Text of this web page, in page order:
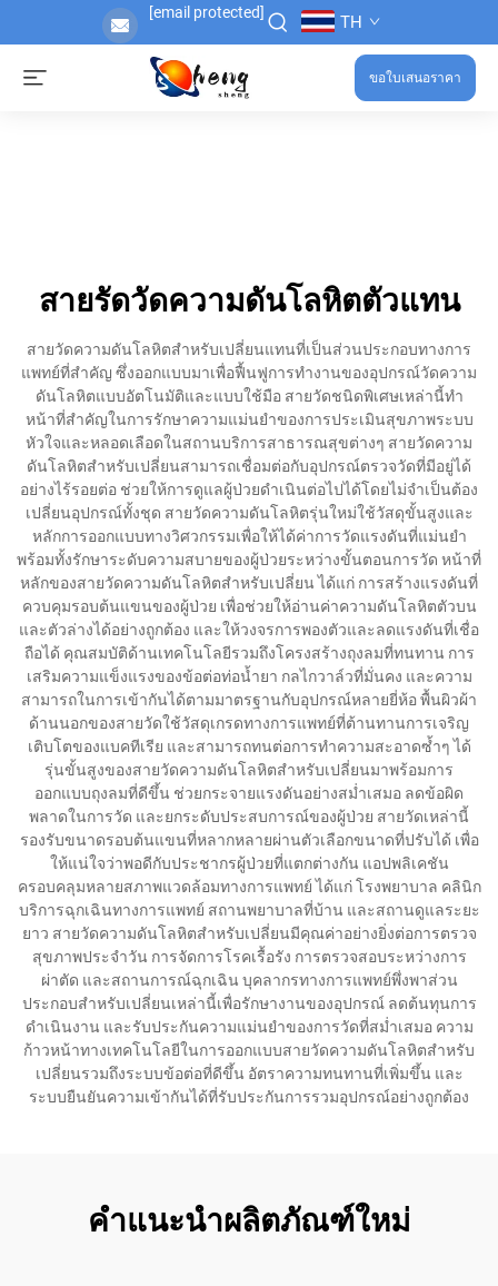
[email protected] TH
ขอใบเสนอราคา
สายรัดวัดความดันโลหิตตัวแทน
สายวัดความดันโลหิตสำหรับเปลี่ยนแทนที่เป็นส่วนประกอบทางการ
แพทย์ที่สำคัญ ซึ่งออกแบบมาเพื่อฟื้นฟูการทำงานของอุปกรณ์วัดความ
ดันโลหิตแบบอัตโนมัติและแบบใช้มือ สายวัดชนิดพิเศษเหล่านี้ทำ
หน้าที่สำคัญในการรักษาความแม่นยำของการประเมินสุขภาพระบบ
หัวใจและหลอดเลือดในสถานบริการสาธารณสุขต่างๆ สายวัดความ
ดันโลหิตสำหรับเปลี่ยนสามารถเชื่อมต่อกับอุปกรณ์ตรวจวัดที่มีอยู่ได้
อย่างไร้รอยต่อ ช่วยให้การดูแลผู้ป่วยดำเนินต่อไปได้โดยไม่จำเป็นต้อง
เปลี่ยนอุปกรณ์ทั้งชุด สายวัดความดันโลหิตรุ่นใหม่ใช้วัสดุขั้นสูงและ
หลักการออกแบบทางวิศวกรรมเพื่อให้ได้ค่าการวัดแรงดันที่แม่นยำ
พร้อมทั้งรักษาระดับความสบายของผู้ป่วยระหว่างขั้นตอนการวัด หน้าที่
หลักของสายวัดความดันโลหิตสำหรับเปลี่ยน ได้แก่ การสร้างแรงดันที่
ควบคุมรอบต้นแขนของผู้ป่วย เพื่อช่วยให้อ่านค่าความดันโลหิตตัวบน
และตัวล่างได้อย่างถูกต้อง และให้วงจรการพองตัวและลดแรงดันที่เชื่อ
ถือได้ คุณสมบัติด้านเทคโนโลยีรวมถึงโครงสร้างถุงลมที่ทนทาน การ
เสริมความแข็งแรงของข้อต่อท่อน้ำยา กลไกวาล์วที่มั่นคง และความ
สามารถในการเข้ากันได้ตามมาตรฐานกับอุปกรณ์หลายยี่ห้อ พื้นผิวผ้า
ด้านนอกของสายวัดใช้วัสดุเกรดทางการแพทย์ที่ต้านทานการเจริญ
เติบโตของแบคทีเรีย และสามารถทนต่อการทำความสะอาดซ้ำๆ ได้
รุ่นขั้นสูงของสายวัดความดันโลหิตสำหรับเปลี่ยนมาพร้อมการ
ออกแบบถุงลมที่ดีขึ้น ช่วยกระจายแรงดันอย่างสม่ำเสมอ ลดข้อผิด
พลาดในการวัด และยกระดับประสบการณ์ของผู้ป่วย สายวัดเหล่านี้
รองรับขนาดรอบต้นแขนที่หลากหลายผ่านตัวเลือกขนาดที่ปรับได้ เพื่อ
ให้แน่ใจว่าพอดีกับประชากรผู้ป่วยที่แตกต่างกัน แอปพลิเคชัน
ครอบคลุมหลายสภาพแวดล้อมทางการแพทย์ ได้แก่ โรงพยาบาล คลินิก
บริการฉุกเฉินทางการแพทย์ สถานพยาบาลที่บ้าน และสถานดูแลระยะ
ยาว สายวัดความดันโลหิตสำหรับเปลี่ยนมีคุณค่าอย่างยิ่งต่อการตรวจ
สุขภาพประจำวัน การจัดการโรคเรื้อรัง การตรวจสอบระหว่างการ
ผ่าตัด และสถานการณ์ฉุกเฉิน บุคลากรทางการแพทย์พึ่งพาส่วน
ประกอบสำหรับเปลี่ยนเหล่านี้เพื่อรักษางานของอุปกรณ์ ลดต้นทุนการ
ดำเนินงาน และรับประกันความแม่นยำของการวัดที่สม่ำเสมอ ความ
ก้าวหน้าทางเทคโนโลยีในการออกแบบสายวัดความดันโลหิตสำหรับ
เปลี่ยนรวมถึงระบบข้อต่อที่ดีขึ้น อัตราความทนทานที่เพิ่มขึ้น และ
ระบบยืนยันความเข้ากันได้ที่รับประกันการรวมอุปกรณ์อย่างถูกต้อง
คำแนะนำผลิตภัณฑ์ใหม่